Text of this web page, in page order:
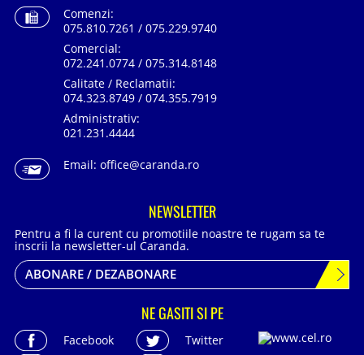
Comenzi:
075.810.7261 / 075.229.9740
Comercial:
072.241.0774 / 075.314.8148
Calitate / Reclamatii:
074.323.8749 / 074.355.7919
Administrativ:
021.231.4444
Email: office@caranda.ro
NEWSLETTER
Pentru a fi la curent cu promotiile noastre te rugam sa te
inscrii la newsletter-ul Caranda.
ABONARE / DEZABONARE
NE GASITI SI PE
Facebook
Twitter